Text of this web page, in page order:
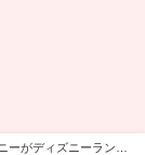
ーがディズニーランド